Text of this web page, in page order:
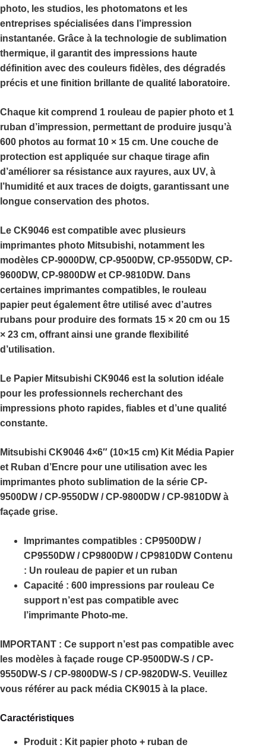
photo, les studios, les photomatons et les
entreprises spécialisées dans l’impression
instantanée. Grâce à la technologie de sublimation
thermique, il garantit des impressions haute
définition avec des couleurs fidèles, des dégradés
précis et une finition brillante de qualité laboratoire.
Chaque kit comprend 1 rouleau de papier photo et 1
ruban d’impression, permettant de produire jusqu’à
600 photos au format 10 × 15 cm. Une couche de
protection est appliquée sur chaque tirage afin
d’améliorer sa résistance aux rayures, aux UV, à
l’humidité et aux traces de doigts, garantissant une
longue conservation des photos.
Le CK9046 est compatible avec plusieurs
imprimantes photo Mitsubishi, notamment les
modèles CP-9000DW, CP-9500DW, CP-9550DW, CP-
9600DW, CP-9800DW et CP-9810DW. Dans
certaines imprimantes compatibles, le rouleau
papier peut également être utilisé avec d’autres
rubans pour produire des formats 15 × 20 cm ou 15
× 23 cm, offrant ainsi une grande flexibilité
d’utilisation.
Le Papier Mitsubishi CK9046 est la solution idéale
pour les professionnels recherchant des
impressions photo rapides, fiables et d’une qualité
constante.
Mitsubishi CK9046 4×6″ (10×15 cm) Kit Média Papier
et Ruban d’Encre pour une utilisation avec les
imprimantes photo sublimation de la série CP-
9500DW / CP-9550DW / CP-9800DW / CP-9810DW à
façade grise.
Imprimantes compatibles : CP9500DW /
CP9550DW / CP9800DW / CP9810DW Contenu
: Un rouleau de papier et un ruban
Capacité : 600 impressions par rouleau Ce
support n’est pas compatible avec
l’imprimante Photo-me.
IMPORTANT : Ce support n’est pas compatible avec
les modèles à façade rouge CP-9500DW-S / CP-
9550DW-S / CP-9800DW-S / CP-9820DW-S. Veuillez
vous référer au pack média CK9015 à la place.
Caractéristiques
Produit : Kit papier photo + ruban de